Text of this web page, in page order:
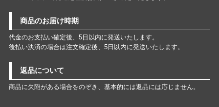
商品のお届け時期
代金のお支払い確定後、5日以内に発送いたします。
後払い決済の場合は注文確定後、5日以内に発送いたします。
返品について
商品に欠陥がある場合をのぞき、基本的には返品には応じません。